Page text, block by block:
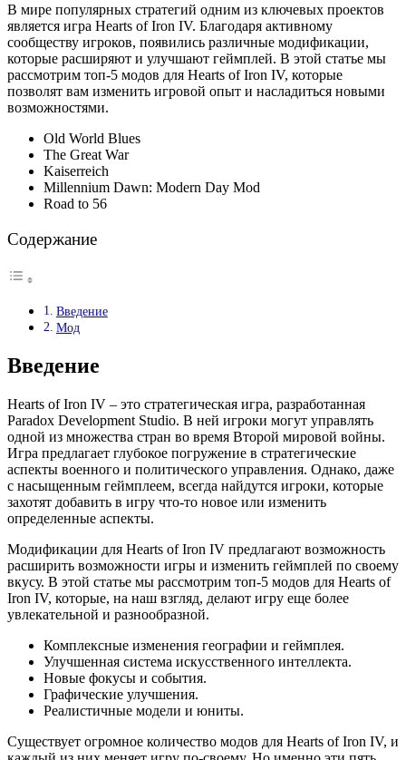
В мире популярных стратегий одним из ключевых проектов
является игра Hearts of Iron IV. Благодаря активному
сообществу игроков, появились различные модификации,
которые расширяют и улучшают геймплей. В этой статье мы
рассмотрим топ-5 модов для Hearts of Iron IV, которые
позволят вам изменить игровой опыт и насладиться новыми
возможностями.
Old World Blues
The Great War
Kaiserreich
Millennium Dawn: Modern Day Mod
Road to 56
Содержание
Введение
Мод
Введение
Hearts of Iron IV – это стратегическая игра, разработанная
Paradox Development Studio. В ней игроки могут управлять
одной из множества стран во время Второй мировой войны.
Игра предлагает глубокое погружение в стратегические
аспекты военного и политического управления. Однако, даже
с насыщенным геймплеем, всегда найдутся игроки, которые
захотят добавить в игру что-то новое или изменить
определенные аспекты.
Модификации для Hearts of Iron IV предлагают возможность
расширить возможности игры и изменить геймплей по своему
вкусу. В этой статье мы рассмотрим топ-5 модов для Hearts of
Iron IV, которые, на наш взгляд, делают игру еще более
увлекательной и разнообразной.
Комплексные изменения географии и геймплея.
Улучшенная система искусственного интеллекта.
Новые фокусы и события.
Графические улучшения.
Реалистичные модели и юниты.
Существует огромное количество модов для Hearts of Iron IV, и